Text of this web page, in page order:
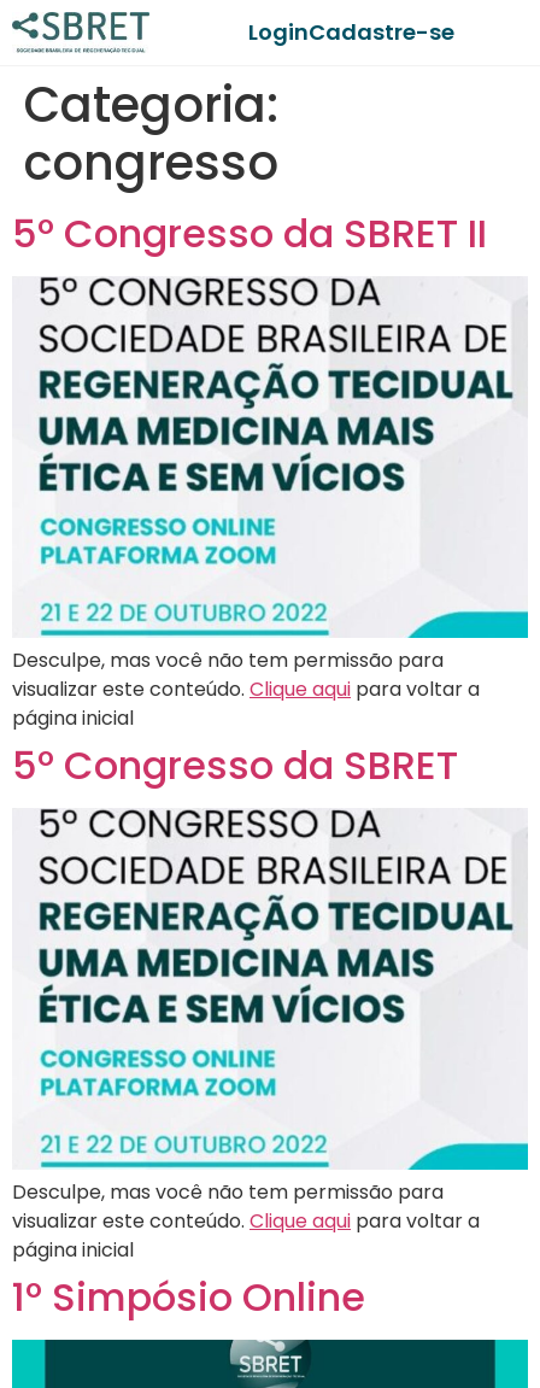
LoginCadastre-se
Categoria:
congresso
5º Congresso da SBRET II
Desculpe, mas você não tem permissão para
visualizar este conteúdo. Clique aqui para voltar a
página inicial
5º Congresso da SBRET
Desculpe, mas você não tem permissão para
visualizar este conteúdo. Clique aqui para voltar a
página inicial
1º Simpósio Online